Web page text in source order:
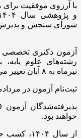
با آرزوی موفقیت
شورای سنجش و
تیرماه به ۸ آبان تغییر می‌یابد.
ثبت‌نام آزمون در
خواهند بود.